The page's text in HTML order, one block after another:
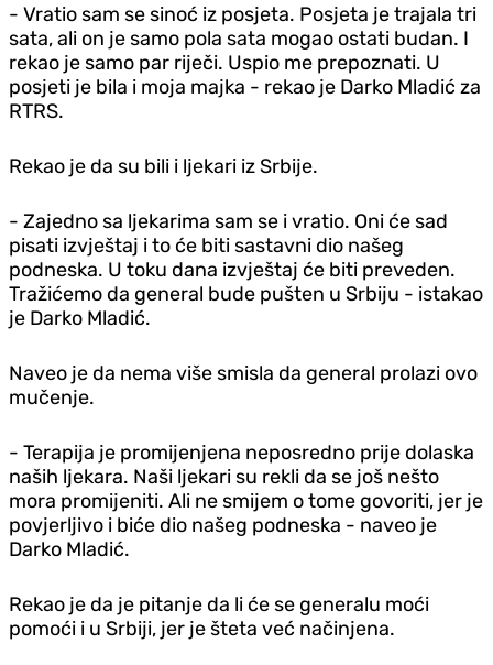
- Vratio sam se sinoć iz posjeta. Posjeta je trajala tri
sata, ali on je samo pola sata mogao ostati budan. I
rekao je samo par riječi. Uspio me prepoznati. U
posjeti je bila i moja majka - rekao je Darko Mladić za
RTRS.
Rekao je da su bili i ljekari iz Srbije.
- Zajedno sa ljekarima sam se i vratio. Oni će sad
pisati izvještaj i to će biti sastavni dio našeg
podneska. U toku dana izvještaj će biti preveden.
Tražićemo da general bude pušten u Srbiju - istakao
je Darko Mladić.
Naveo je da nema više smisla da general prolazi ovo
mučenje.
- Terapija je promijenjena neposredno prije dolaska
naših ljekara. Naši ljekari su rekli da se još nešto
mora promijeniti. Ali ne smijem o tome govoriti, jer je
povjerljivo i biće dio našeg podneska - naveo je
Darko Mladić.
Rekao je da je pitanje da li će se generalu moći
pomoći i u Srbiji, jer je šteta već načinjena.